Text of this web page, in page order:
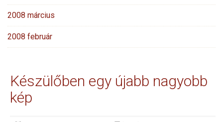
2008 március
2008 február
Készülőben egy újabb nagyobb
kép